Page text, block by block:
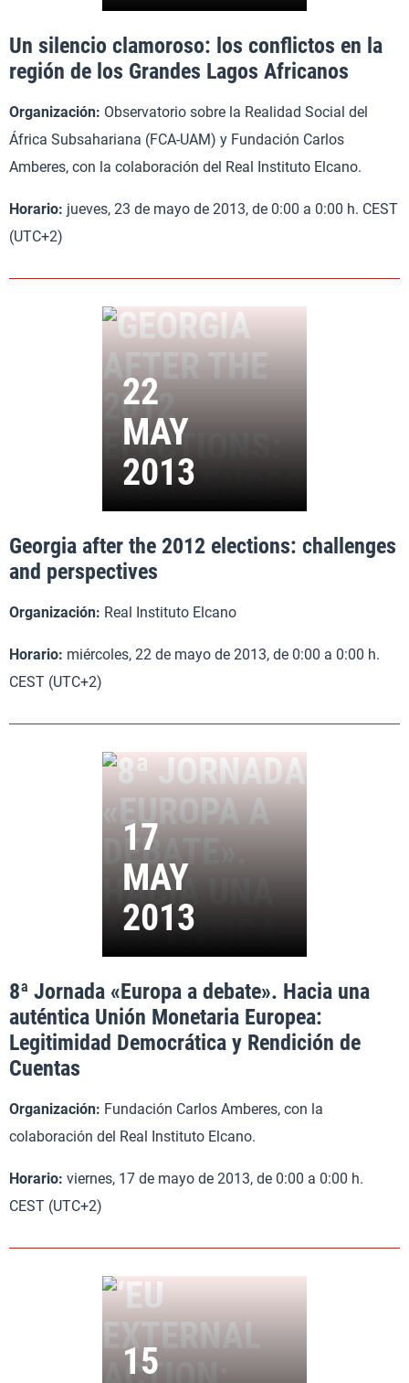
Un silencio clamoroso: los conflictos en la
región de los Grandes Lagos Africanos
Organización: Observatorio sobre la Realidad Social del
África Subsahariana (FCA-UAM) y Fundación Carlos
Amberes, con la colaboración del Real Instituto Elcano.
Horario: jueves, 23 de mayo de 2013, de 0:00 a 0:00 h. CEST
(UTC+2)
Georgia after the 2012 elections: challenges
and perspectives
Organización: Real Instituto Elcano
Horario: miércoles, 22 de mayo de 2013, de 0:00 a 0:00 h.
CEST (UTC+2)
8ª Jornada «Europa a debate». Hacia una
auténtica Unión Monetaria Europea:
Legitimidad Democrática y Rendición de
Cuentas
Organización: Fundación Carlos Amberes, con la
colaboración del Real Instituto Elcano.
Horario: viernes, 17 de mayo de 2013, de 0:00 a 0:00 h.
CEST (UTC+2)